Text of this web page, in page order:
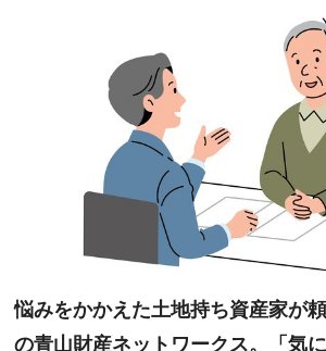
悩みをかかえた土地持ち資産家が
の青山財産ネットワークス。「気